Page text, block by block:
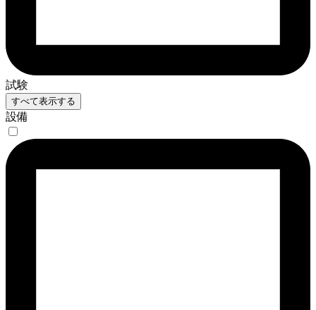
試験
すべて表示する
設備